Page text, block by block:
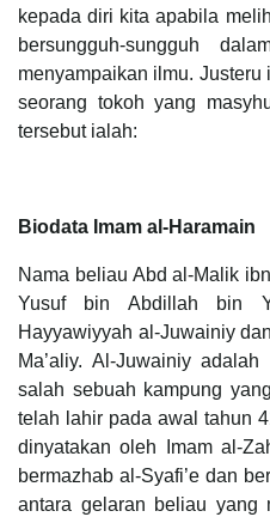
kepada diri kita apabila
bersungguh-sungguh
menyampaikan ilmu.
seorang tokoh yang
tersebut ialah:
Biodata Imam al-Haramain
Nama beliau Abd al-Malik
Yusuf bin Abdillah bin
Hayyawiyyah al-Juwainiy
Ma’aliy. Al-Juwainiy
salah sebuah kampung
telah lahir pada awal tahun
dinyatakan oleh Imam al-
bermazhab al-Syafi’e dan
antara gelaran beliau yang